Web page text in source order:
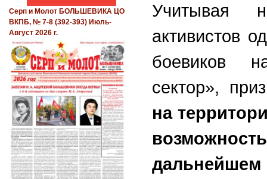
Учитывая
активистов
боевиков
сектор»,
на
дальнейшем
Серп и Молот БОЛЬШЕВИКА ЦО
ВКПБ, № 7-8 (392-393) Июль-
Август 2026 г.